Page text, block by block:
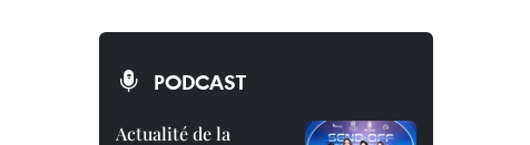
PODCAST
Actualité de la